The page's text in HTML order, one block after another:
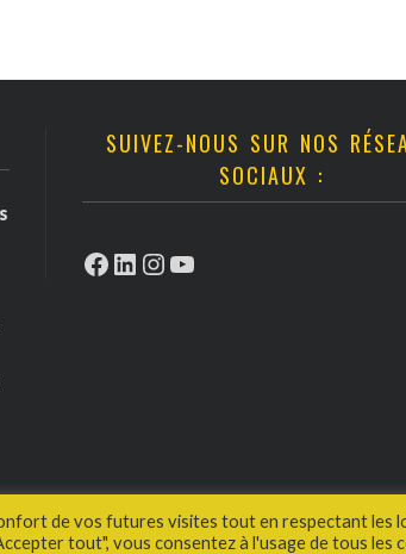
SUIVEZ-NOUS SUR NOS
SOCIAUX :
Facebook
LinkedIn
Instagram
YouTube
de vos futures visites tout en respectant les
tout", vous consentez à l'usage de tous les